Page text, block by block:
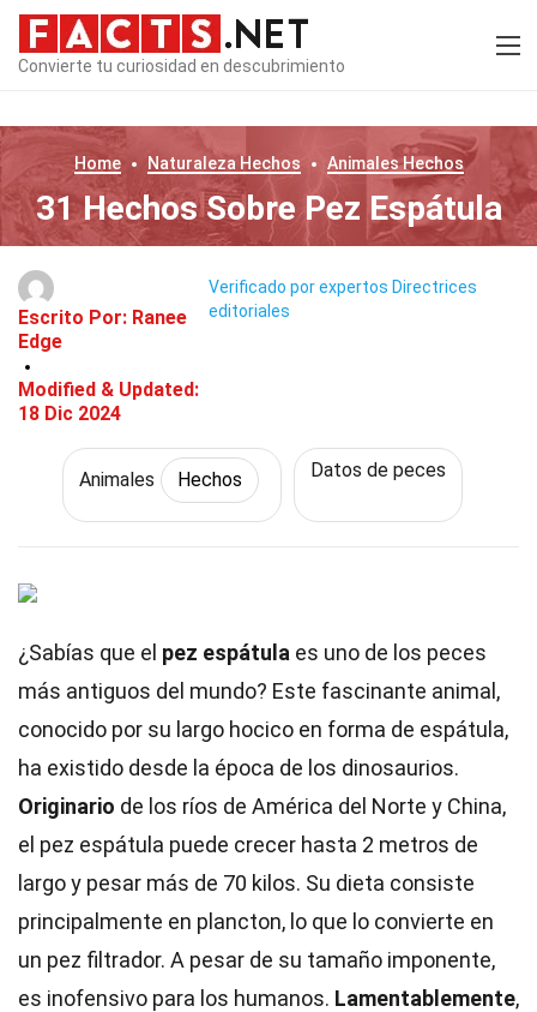
Convierte tu curiosidad en descubrimiento
Home Naturaleza Hechos AnimalesHechos
31 Hechos Sobre Pez Espátula
Escrito Por: Ranee
Edge
Modified & Updated:
18 Dic 2024
Verificado por expertos Directrices
editoriales
Animales Hechos Datos de peces
¿Sabías que el pez espátula es uno de los peces
más antiguos del mundo? Este fascinante animal,
conocido por su largo hocico en forma de espátula,
ha existido desde la época de los dinosaurios.
Originario de los ríos de América del Norte y China,
el pez espátula puede crecer hasta 2 metros de
largo y pesar más de 70 kilos. Su dieta consiste
principalmente en plancton, lo que lo convierte en
un pez filtrador. A pesar de su tamaño imponente,
es inofensivo para los humanos. Lamentablemente,